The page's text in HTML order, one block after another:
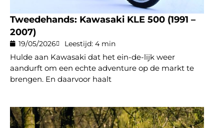
Tweedehands: Kawasaki KLE 500 (1991 –
2007)
19/05/2026 Leestijd: 4 min
Hulde aan Kawasaki dat het ein-de-lijk weer
aandurft om een echte adventure op de markt te
brengen. En daarvoor haalt